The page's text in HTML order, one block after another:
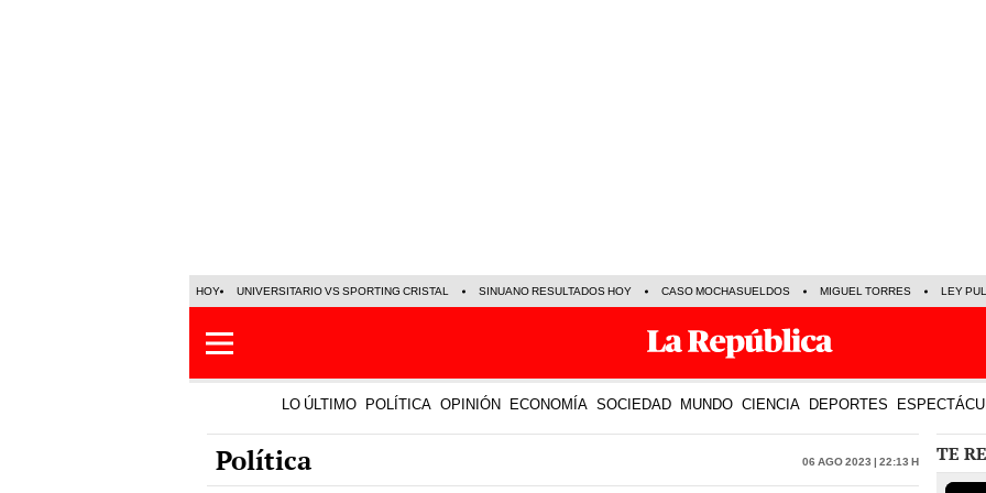
HOY UNIVERSITARIO VS SPORTING CRISTAL SINUANO RESULTADOS HOY CASO MOCHASUELDOS MIGUEL TORRES LEY
LO ÚLTIMO POLÍTICA OPINIÓN ECONOMÍA SOCIEDAD MUNDO CIENCIA DEPORTES
Política 06 Ago 2023 | 22:13 h TE